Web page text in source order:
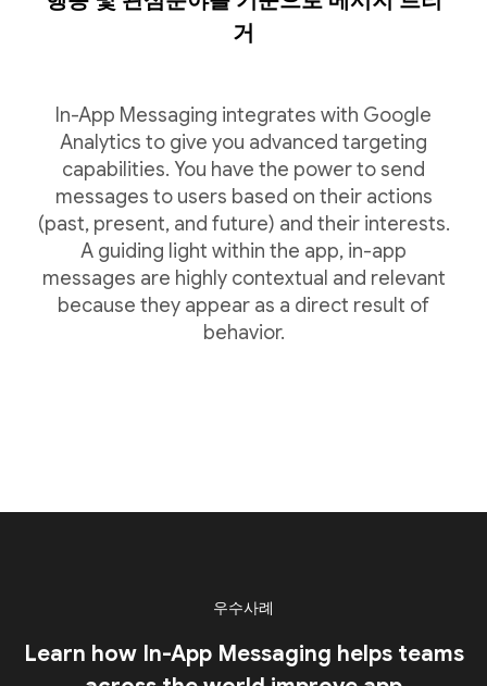
거
In-App Messaging integrates with Google
Analytics to give you advanced targeting
capabilities. You have the power to send
messages to users based on their actions
(past, present, and future) and their interests.
A guiding light within the app, in-app
messages are highly contextual and relevant
because they appear as a direct result of
behavior.
우수사례
Learn how In-App Messaging helps teams